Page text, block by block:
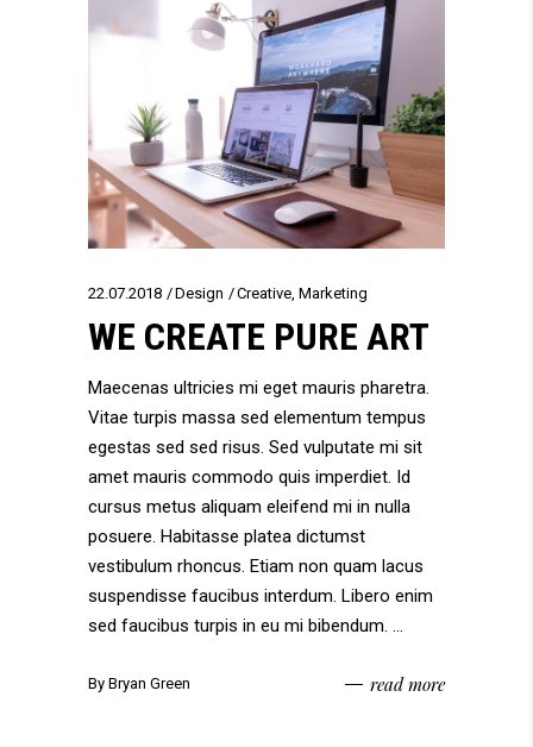
22.07.2018 Design Creative, Marketing
WE CREATE PURE ART
Maecenas ultricies mi eget mauris pharetra.
Vitae turpis massa sed elementum tempus
egestas sed sed risus. Sed vulputate mi sit
amet mauris commodo quis imperdiet. Id
cursus metus aliquam eleifend mi in nulla
posuere. Habitasse platea dictumst
vestibulum rhoncus. Etiam non quam lacus
suspendisse faucibus interdum. Libero enim
sed faucibus turpis in eu mi bibendum.
By Bryan Green read more